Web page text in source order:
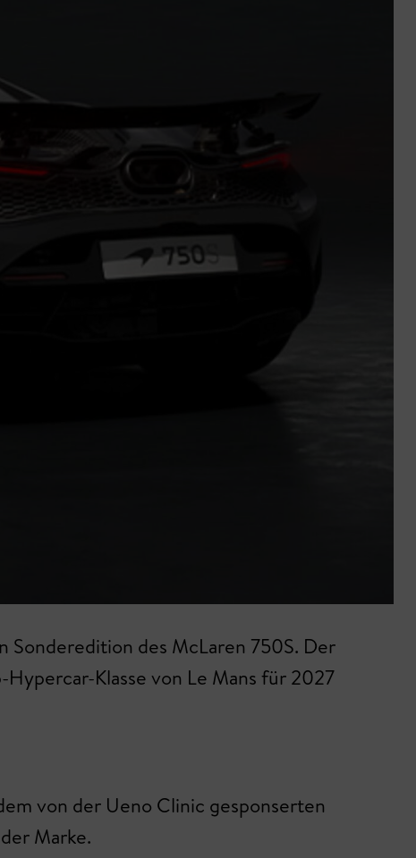
des McLaren 750S. Der
Klasse von Le Mans für 2027
von der Ueno Clinic gesponserten
Marke.